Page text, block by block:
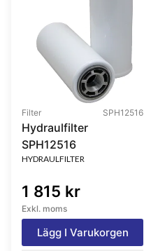
Filter SPH12516
Hydraulfilter
SPH12516
HYDRAULFILTER
1 815 kr
Exkl. moms
Lägg I Varukorgen